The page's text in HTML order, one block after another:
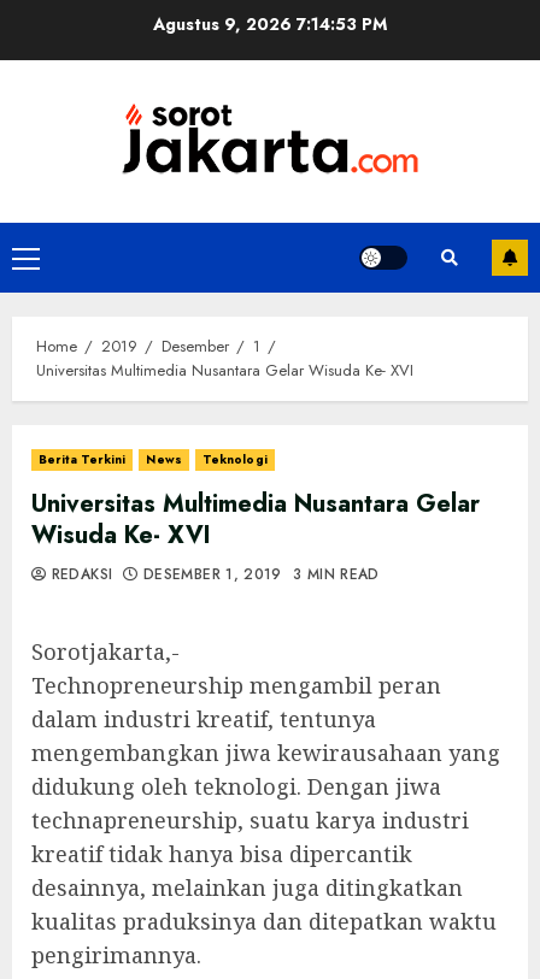
Agustus 9, 2026 7:14:54 PM
Primary
Menu
Home 2019 Desember
1
Universitas Multimedia Nusantara Gelar Wisuda Ke- XVI
Berita Terkini News Teknologi
Universitas Multimedia Nusantara Gelar
Wisuda Ke- XVI
REDAKSI DESEMBER 1, 2019 3 MIN READ
Sorotjakarta,-
Technopreneurship mengambil peran
dalam industri kreatif, tentunya
mengembangkan jiwa kewirausahaan yang
didukung oleh teknologi. Dengan jiwa
technapreneurship, suatu karya industri
kreatif tidak hanya bisa dipercantik
desainnya, melainkan juga ditingkatkan
kualitas praduksinya dan ditepatkan waktu
pengirimannya.